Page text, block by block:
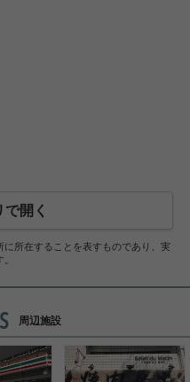
開く
所在することを表すものであり、実
周辺施設